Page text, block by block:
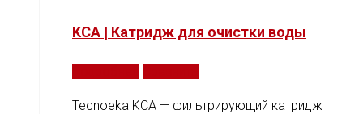
KCA | Катридж для очистки воды
Tecnoeka KCA — фильтрирующий катридж